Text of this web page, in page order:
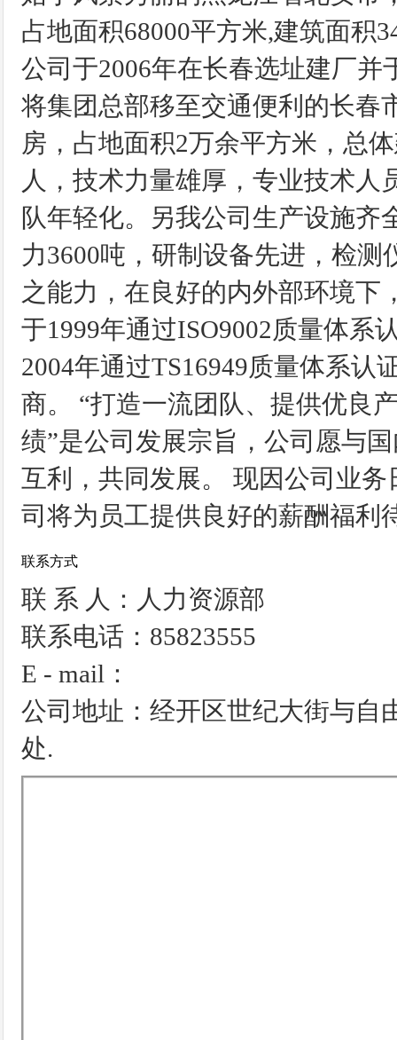
占地面积68000平方米,建筑面积
公司于2006年在长春选址建厂
将集团总部移至交通便利的长春
房，占地面积2万余平方米，总
人，技术力量雄厚，专业技术人
队年轻化。另我公司生产设施齐
力3600吨，研制设备先进，检
之能力，在良好的内外部环境下
于1999年通过ISO9002质量体系
2004年通过TS16949质量体系认
商。 “打造一流团队、提供优良
绩”是公司发展宗旨，公司愿与
互利，共同发展。 现因公司业
司将为员工提供良好的薪酬福利
联系方式
联 系 人：人力资源部
联系电话：85823555
E - mail：
公司地址：经开区世纪大街与自
处.